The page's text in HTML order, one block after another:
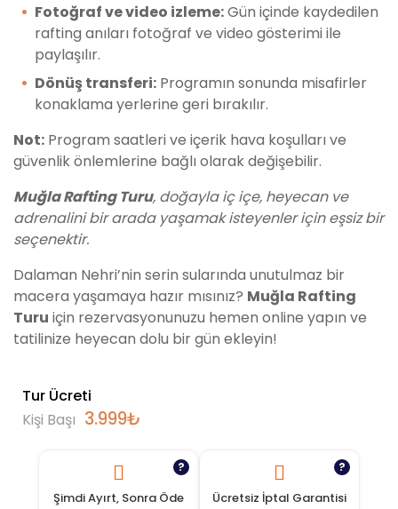
Fotoğraf ve video izleme:Gün içinde kaydedilen
rafting anıları fotoğraf ve video gösterimi ile
paylaşılır.
Dönüş transferi: Programın sonunda misafirler
konaklama yerlerine geri bırakılır.
Not: Program saatleri ve içerik hava koşulları ve
güvenlik önlemlerine bağlı olarak değişebilir.
Muğla Rafting Turu, doğayla iç içe, heyecan ve
adrenalini bir arada yaşamak isteyenler için eşsiz bir
seçenektir.
Dalaman Nehri’nin serin sularında unutulmaz bir
macera yaşamaya hazır mısınız? Muğla Rafting
Turu için rezervasyonunuzu hemen online yapın ve
tatilinize heyecan dolu bir gün ekleyin!
Tur Ücreti
Kişi Başı 3.999₺
Şimdi Ayırt, Sonra Öde
?
Ücretsiz İptal Garantisi
?